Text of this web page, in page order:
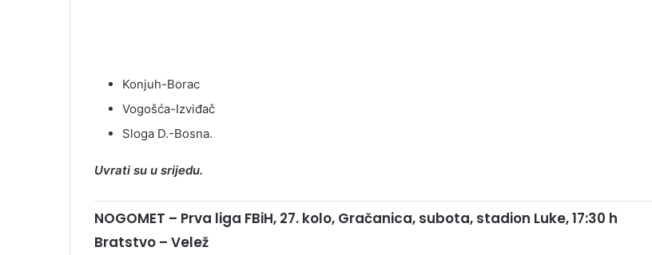
Konjuh-Borac
Vogošća-Izviđač
Sloga D.-Bosna.
Uvrati su u srijedu.
NOGOMET – Prva liga FBiH, 27. kolo, Gračanica, subota, stadion Luke, 17:30 h
Bratstvo – Velež